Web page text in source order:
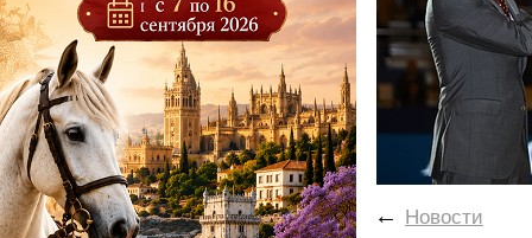
← Новости